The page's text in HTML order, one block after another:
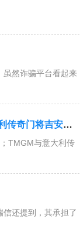
然诈骗平台看起来
的主经纪业务解决方案....
TMGM与意大利传
还提到，其承担了